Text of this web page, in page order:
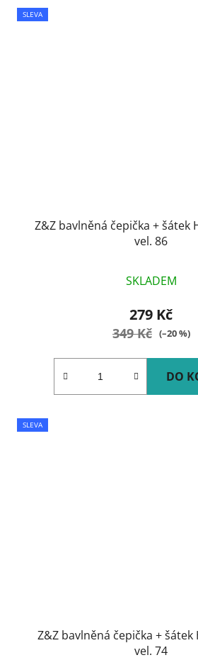
SLEVA
Z&Z bavlněná čepička + šátek
vel. 86
SKLADEM
279 Kč
349 Kč (–20 %)
DO
SLEVA
Z&Z bavlněná čepička + šátek
vel. 74